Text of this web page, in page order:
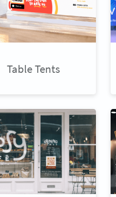
Table Tents